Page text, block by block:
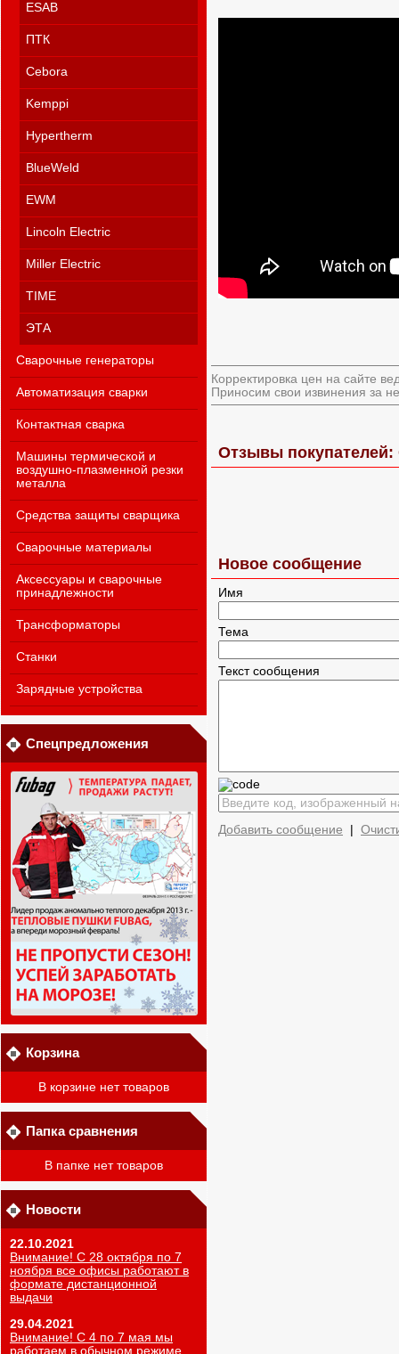
ESAB
ПТК
Cebora
Kemppi
Hypertherm
BlueWeld
EWM
Lincoln Electric
Miller Electric
TIME
ЭТА
Сварочные генераторы
Автоматизация сварки
Контактная сварка
Машины термической и
воздушно-плазменной резки
металла
Средства защиты сварщика
Сварочные материалы
Аксессуары и сварочные
принадлежности
Трансформаторы
Станки
Зарядные устройства
Спецпредложения
Корзина
В корзине нет товаров
Папка сравнения
В папке нет товаров
Новости
22.10.2021
Внимание! С 28 октября по 7
ноября все офисы работают в
формате дистанционной
выдачи
29.04.2021
Внимание! С 4 по 7 мая мы
работаем в обычном режиме
Корректировка цен на сайте
Приносим свои извинения за
Отзывы покупателей:
Новое сообщение
Имя
Тема
Текст сообщения
Добавить сообщение